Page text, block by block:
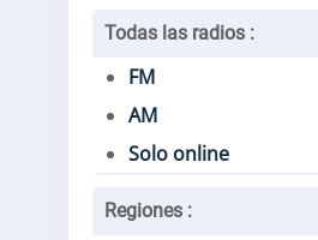
Todas las radios :
FM
AM
Solo online
Regiones :